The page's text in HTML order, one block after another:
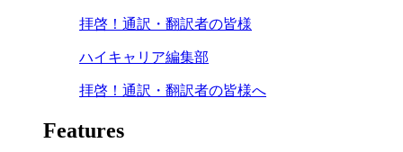
拝啓！通訳・翻訳者の皆様
ハイキャリア編集部
拝啓！通訳・翻訳者の皆様へ
Features